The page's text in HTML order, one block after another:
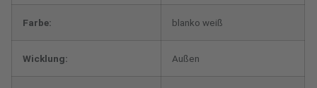
Farbe: blanko weiß
Wicklung: Außen